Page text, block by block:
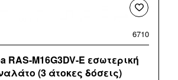
6710
RAS-M16G3DV-E εσωτερική
(3 άτοκες δόσεις)